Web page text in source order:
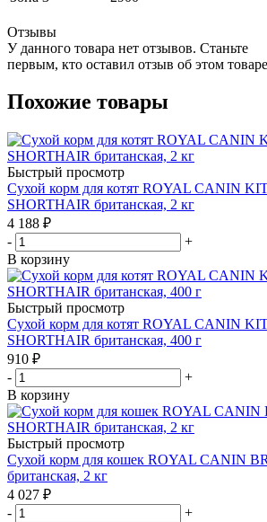
Отзывы
У данного товара нет отзывов. Станьте
первым, кто оставил отзыв об этом
Похожие товары
Быстрый просмотр
Сухой корм для котят ROYAL CANIN
SHORTHAIR британская, 2 кг
4 188 ₽
-
+
В корзину
Быстрый просмотр
Сухой корм для котят ROYAL CANIN
SHORTHAIR британская, 400 г
910 ₽
-
+
В корзину
Быстрый просмотр
Сухой корм для кошек ROYAL CANIN
британская, 2 кг
4 027 ₽
-
+